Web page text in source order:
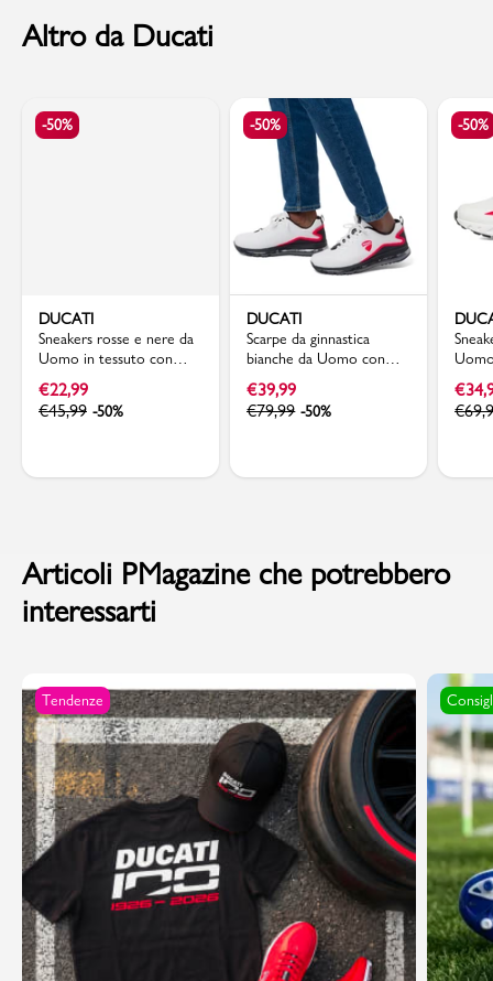
Altro da Ducati
-50%
DUCATI
Sneakers rosse e nere da
Uomo in tessuto con
logo Ducati
€22,99
€45,99 -50%
-50%
DUCATI
Scarpe da ginnastica
bianche da Uomo con
dettagli e logo Rosso
Ducati
€39,99
€79,99 -50%
-50%
€
€
Articoli PMagazine che potrebbero
interessarti
Tendenze